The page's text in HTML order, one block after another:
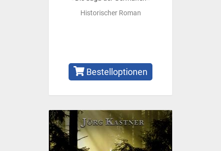
Historischer Roman
Bestelloptionen